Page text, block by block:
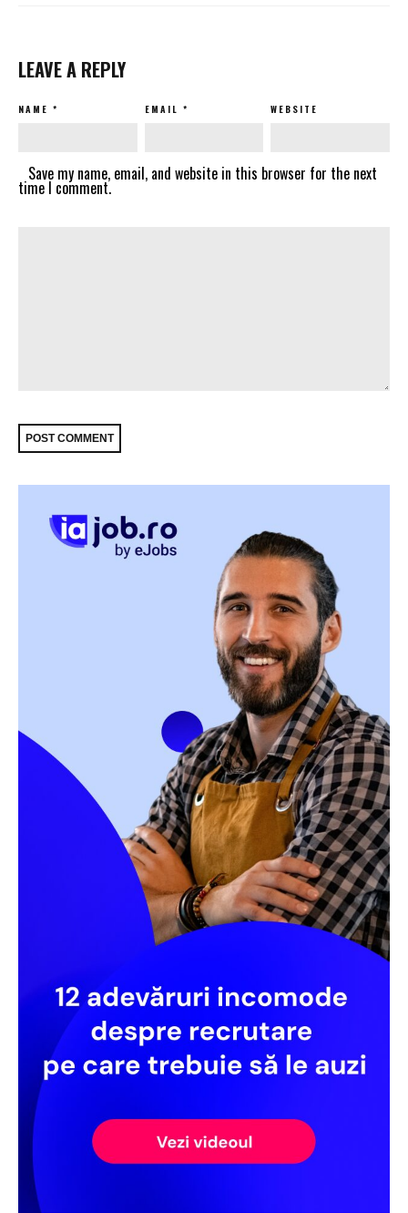
LEAVE A REPLY
NAME * EMAIL * WEBSITE
Save my name, email, and website in this browser for the next
time I comment.